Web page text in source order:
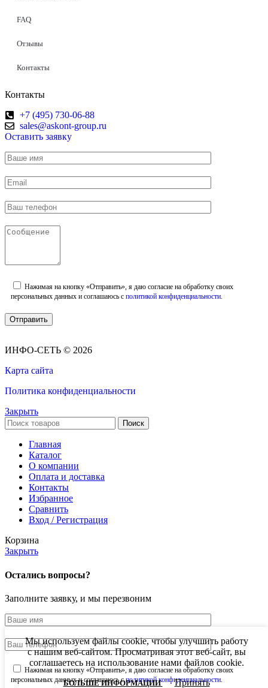
FAQ
Отзывы
Контакты
Контакты
+7 (495) 730-06-88
sales@askont-group.ru
Оставить заявку
Нажимая на кнопку «Отправить», я даю согласие на обработку своих
персональных данных и соглашаюсь с политикой конфиденциальности.
ИНФО-СЕТЬ © 2026
Карта сайта
Политика конфиденциальности
Закрыть
Поиск
Главная
Каталог
О компании
Оплата и доставка
Контакты
Избранное
Сравнить
Вход / Регистрация
Корзина
Закрыть
Мы используем файлы cookie, чтобы улучшить работу
с нашим веб-сайтом. Просматривая этот веб-сайт, вы
соглашаетесь на использование нами файлов cookie.
БОЛЬШЕ ИНФОРМАЦИИ Принять
Остались вопросы?
Заполните заявку, и мы перезвоним
Нажимая на кнопку «Отправить», я даю согласие на обработку своих
персональных данных и соглашаюсь сполитикой конфиденциальности.